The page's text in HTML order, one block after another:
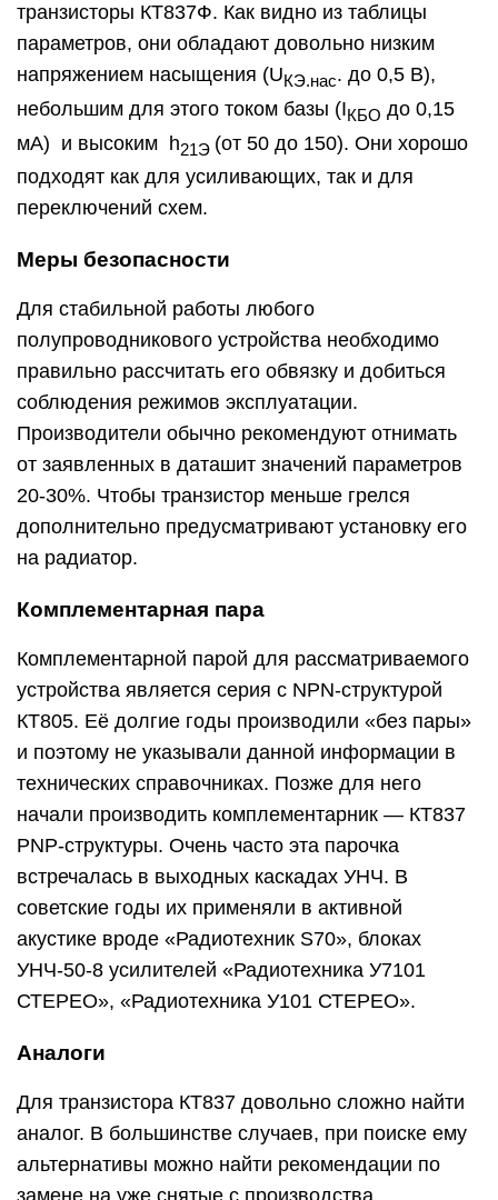
транзисторы КТ837Ф. Как видно из таблицы
параметров, они обладают довольно низким
напряжением насыщения (UКЭ.нас. до 0,5 В),
небольшим для этого током базы (IКБO до 0,15
мА) и высоким h21Э (от 50 до 150). Они хорошо
подходят как для усиливающих, так и для
переключений схем.
Меры безопасности
Для стабильной работы любого
полупроводникового устройства необходимо
правильно рассчитать его обвязку и добиться
соблюдения режимов эксплуатации.
Производители обычно рекомендуют отнимать
от заявленных в даташит значений параметров
20-30%. Чтобы транзистор меньше грелся
дополнительно предусматривают установку его
на радиатор.
Комплементарная пара
Комплементарной парой для рассматриваемого
устройства является серия с NPN-структурой
КТ805. Её долгие годы производили «без пары»
и поэтому не указывали данной информации в
технических справочниках. Позже для него
начали производить комплементарник — КТ837
PNP-структуры. Очень часто эта парочка
встречалась в выходных каскадах УНЧ. В
советские годы их применяли в активной
акустике вроде «Радиотехник S70», блоках
УНЧ-50-8 усилителей «Радиотехника У7101
СТЕРЕО», «Радиотехника У101 СТЕРЕО».
Аналоги
Для транзистора КТ837 довольно сложно найти
аналог. В большинстве случаев, при поиске ему
альтернативы можно найти рекомендации по